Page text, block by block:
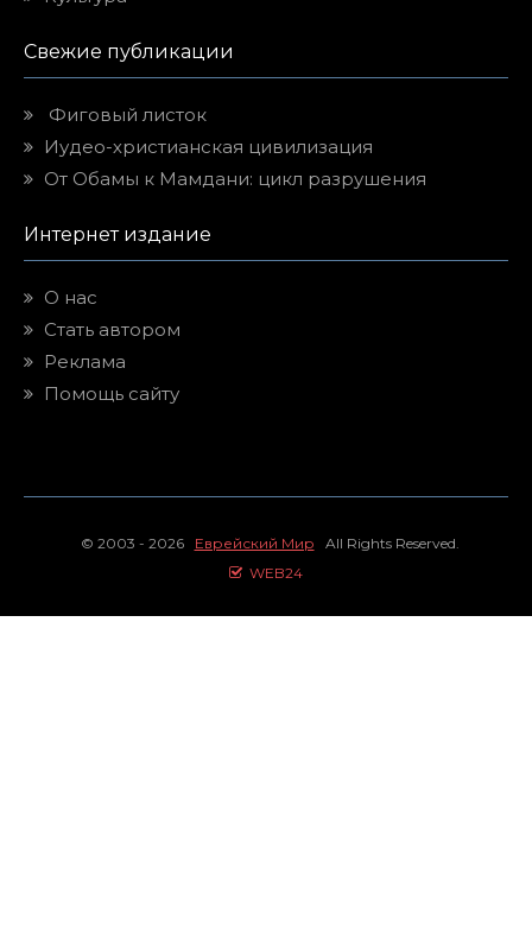
Свежие публикации
Фиговый листок
Иудео-христианская цивилизация
От Обамы к Мамдани: цикл разрушения
Интернет издание
О нас
Стать автором
Реклама
Помощь сайту
© 2003 - 2026 Еврейский Мир All Rights Reserved.
WEB24